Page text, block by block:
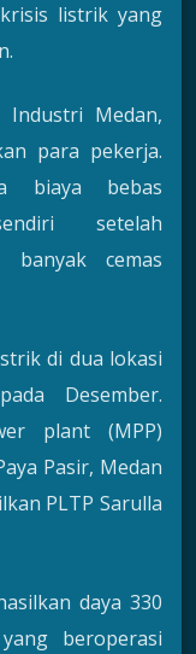
listrik yang
Industri Medan,
para pekerja.
biaya bebas
setelah
cemas
di dua lokasi
Desember.
plant (MPP)
Pasir, Medan
PLTP Sarulla
daya 330
beroperasi